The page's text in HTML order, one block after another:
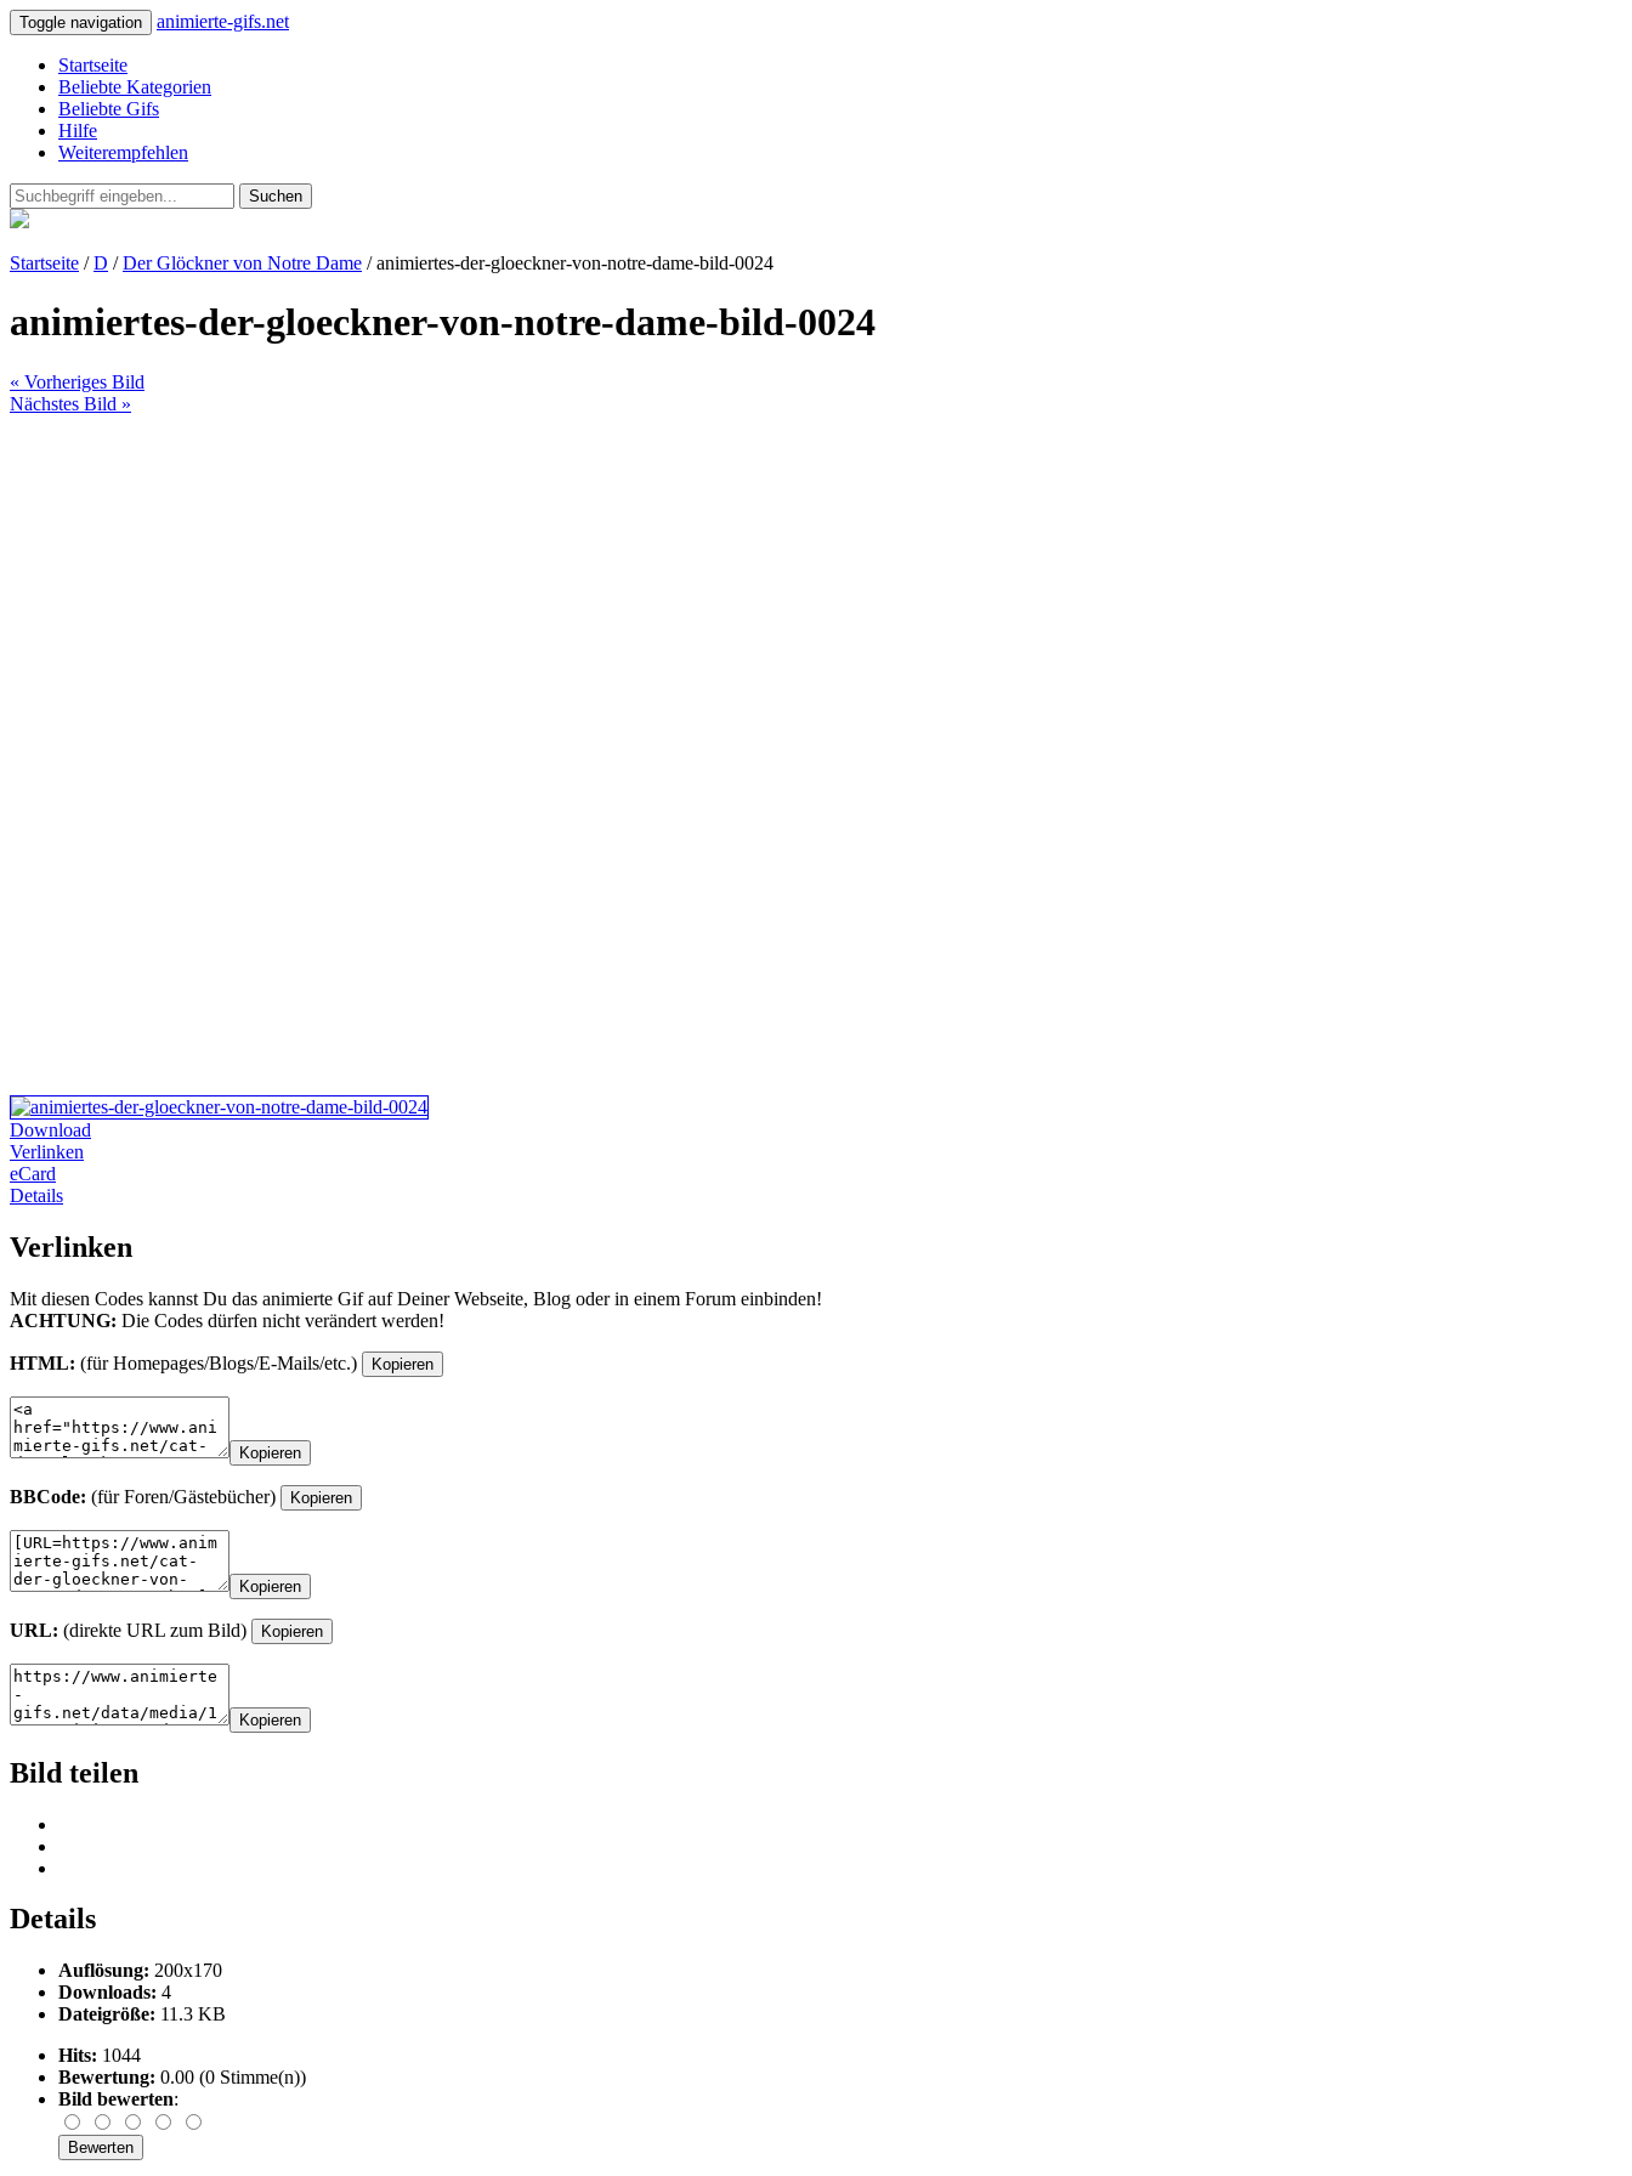
Toggle navigation animierte-gifs.net
Startseite
Beliebte Kategorien
Beliebte Gifs
Hilfe
Weiterempfehlen
Suchen
Startseite /D /Der Glöckner von Notre Dame / animiertes-der-gloeckner-von-notre-dame-bild-0024
animiertes-der-gloeckner-von-notre-dame-bild-0024
« Vorheriges Bild
Nächstes Bild »
Download
Verlinken
eCard
Details
Verlinken
Mit diesen Codes kannst Du das animierte Gif auf Deiner Webseite, Blog oder in einem Forum einbinden!
ACHTUNG: Die Codes dürfen nicht verändert werden!
HTML: (für Homepages/Blogs/E-Mails/etc.) Kopieren
Kopieren
BBCode: (für Foren/Gästebücher) Kopieren
Kopieren
URL: (direkte URL zum Bild) Kopieren
Kopieren
Bild teilen
Details
Auflösung: 200x170
Downloads: 4
Dateigröße: 11.3 KB
Hits: 1044
Bewertung: 0.00 (0 Stimme(n))
Bild bewerten: